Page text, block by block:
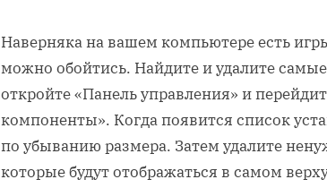
Наверняка на вашем компьютере есть
можно обойтись. Найдите и удалите
откройте «Панель управления» и
компоненты». Когда появится список
по убыванию размера. Затем удалите
которые будут отображаться в самом